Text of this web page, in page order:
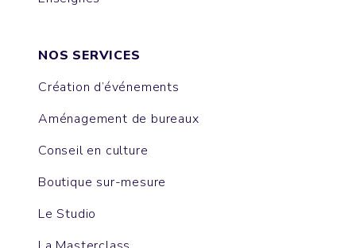
NOS SERVICES
Création d’événements
Aménagement de bureaux
Conseil en culture
Boutique sur-mesure
Le Studio